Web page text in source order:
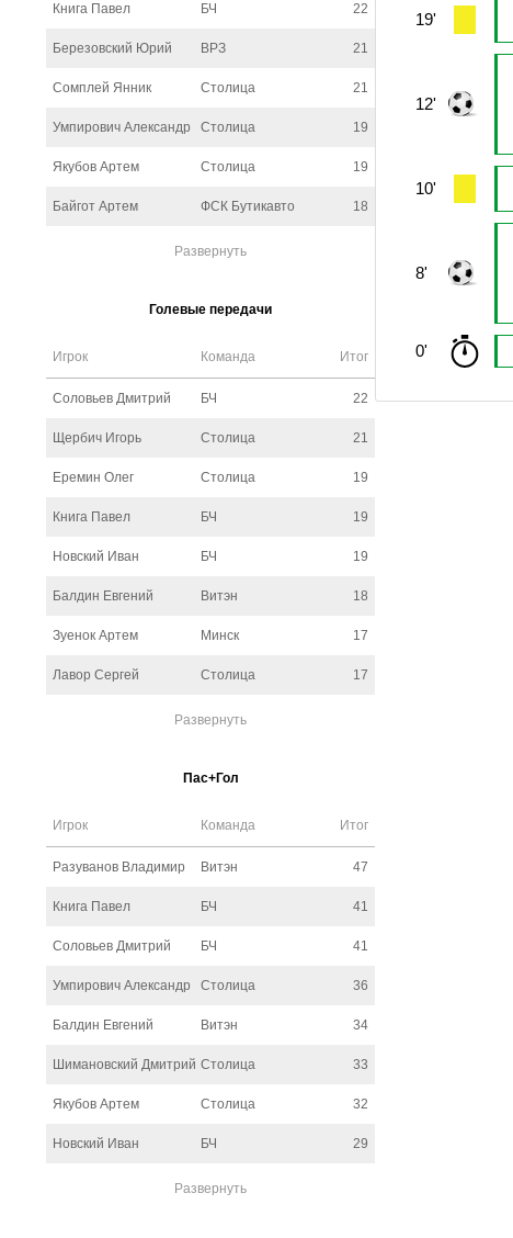
Книга Павел БЧ 22
Березовский Юрий ВРЗ 21
Сомплей Янник Столица 21
Умпирович Александр Столица 19
Якубов Артем Столица 19
Байгот Артем ФСК Бутикавто 18
Развернуть
Голевые передачи
Игрок Команда Итог
Соловьев Дмитрий БЧ 22
Щербич Игорь Столица 21
Еремин Олег Столица 19
Книга Павел БЧ 19
Новский Иван БЧ 19
Балдин Евгений Витэн 18
Зуенок Артем Минск 17
Лавор Сергей Столица 17
Развернуть
Пас+Гол
Игрок Команда Итог
Разуванов Владимир Витэн 47
Книга Павел БЧ 41
Соловьев Дмитрий БЧ 41
Умпирович Александр Столица 36
Балдин Евгений Витэн 34
Шимановский Дмитрий Столица 33
Якубов Артем Столица 32
Новский Иван БЧ 29
Развернуть
19'
12'
10'
8'
0'